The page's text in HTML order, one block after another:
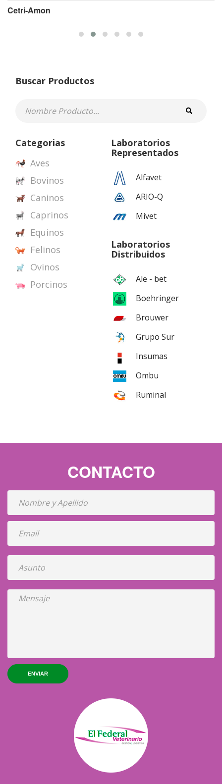
Cetri-Amon
Buscar Productos
Categorias
Aves
Bovinos
Caninos
Caprinos
Equinos
Felinos
Ovinos
Porcinos
Laboratorios
Representados
Alfavet
ARIO-Q
Mivet
Laboratorios
Distribuidos
Ale - bet
Boehringer
Brouwer
Grupo Sur
Insumas
Ombu
Ruminal
CONTACTO
ENVIAR